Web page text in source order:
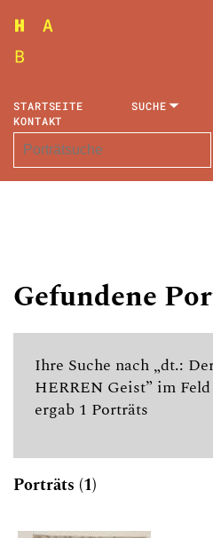
STARTSEITE SUCHE
KONTAKT
Gefundene
Ihre Suche nach „dt.:
HERREN Geist” im
ergab 1 Porträts
Porträts (1)